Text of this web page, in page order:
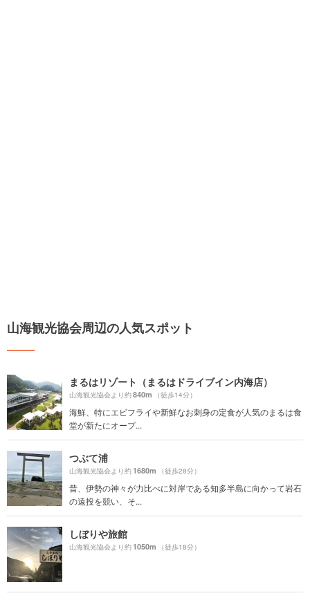
山海観光協会周辺の人気スポット
まるはリゾート（まるはドライブイン内海店）
山海観光協会より約840m （徒歩14分）
海鮮、特にエビフライや新鮮なお刺身の定食が人気のまるは食
堂が新たにオープ...
つぶて浦
山海観光協会より約1680m （徒歩28分）
昔、伊勢の神々が力比べに対岸である知多半島に向かって岩石
の遠投を競い、そ...
しぼりや旅館
山海観光協会より約1050m （徒歩18分）